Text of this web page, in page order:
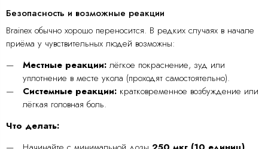
Безопасность и возможные реакции
Brainex обычно хорошо переносится. В редких случаях в начале
приёма у чувствительных людей возможны:
Местные реакции:лёгкое покраснение, зуд или
уплотнение в месте укола (проходят самостоятельно).
Системные реакции:кратковременное возбуждение или
лёгкая головная боль.
Что делать: